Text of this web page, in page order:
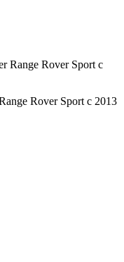
Rover Sport с 2013